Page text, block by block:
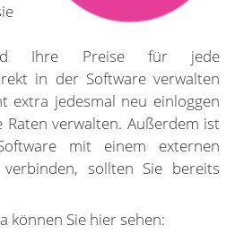
Ihre Preise für jede
in der Software verwalten
extra jedesmal neu einloggen
verwalten. Außerdem ist
mit einem externen
verbinden, sollten Sie bereits
können Sie hier sehen: